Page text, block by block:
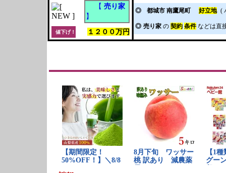
【 売り家
】
値下げ！ １２００万円
◎ 都城市 南鷹尾町 好立地 (
◎ 売り家 の契約 条件などは直